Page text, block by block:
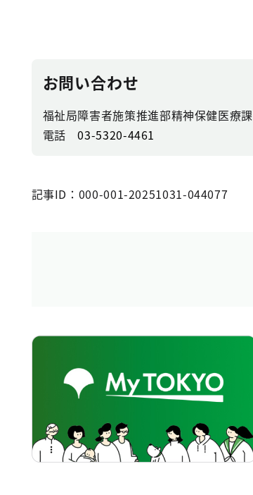
お問い合わせ
福祉局障害者施策推進部精神保健医療課
電話03-5320-4461
記事ID：000-001-20251031-044077